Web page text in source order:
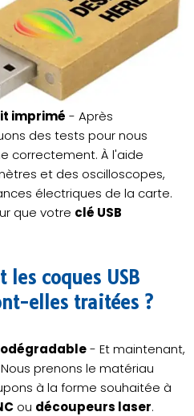
imprimé - Après
des tests pour nous
correctement. À l'aide
et des oscilloscopes,
électriques de la carte.
que votre clé USB
les coques USB
elles traitées ?
- Et maintenant,
prenons le matériau
à la forme souhaitée à
ou découpeurs laser.